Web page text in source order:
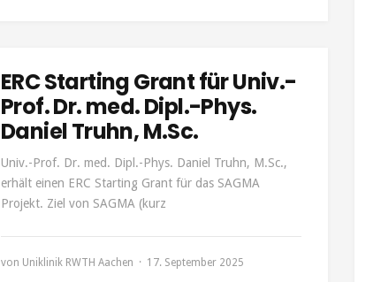
ERC Starting Grant für Univ.-
Prof. Dr. med. Dipl.-Phys.
Daniel Truhn, M.Sc.
Univ.-Prof. Dr. med. Dipl.-Phys. Daniel Truhn, M.Sc.,
erhält einen ERC Starting Grant für das SAGMA
Projekt. Ziel von SAGMA (kurz
von Uniklinik RWTH Aachen 17. September 2025